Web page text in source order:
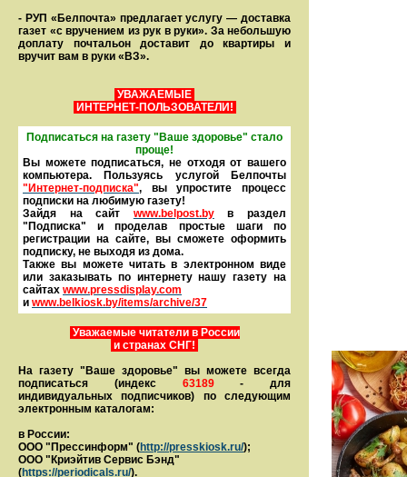
- РУП «Белпочта» предлагает услугу — доставка
газет «с вручением из рук в руки». За небольшую
доплату почтальон доставит до квартиры и
вручит вам в руки «ВЗ».
УВАЖАЕМЫЕ
ИНТЕРНЕТ-ПОЛЬЗОВАТЕЛИ!
Подписаться на газету "Ваше здоровье" стало
проще!
Вы можете подписаться, не отходя от вашего
компьютера. Пользуясь услугой Белпочты
"Интернет-подписка", вы упростите процесс
подписки на любимую газету!
Зайдя на сайт www.belpost.by
в раздел
"Подписка" и проделав простые шаги по
регистрации на сайте, вы сможете оформить
под­писку, не выходя из дома.
Также вы можете читать в элек­тронном виде
или заказывать по интернету нашу газету на
сайтах www.pressdisplay.com
и www.belkiosk.by/items/archive/37
Уважаемые читатели в России
и странах СНГ!
На газету "Ваше здоровье" вы можете всегда
подписаться (индекс 63189- для
индивидуальных подписчиков) по следующим
электронным каталогам:
в России:
ООО "Прессинформ" (http://presskiosk.ru/);
ООО "Криэйтив Сервис Бэнд"
(https://periodicals.ru/).